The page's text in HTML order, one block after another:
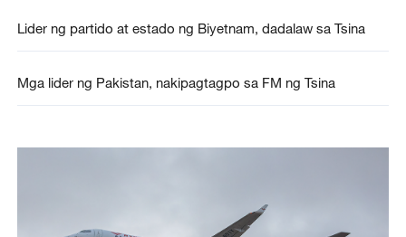
Lider ng partido at estado ng Biyetnam, dadalaw sa Tsina
Mga lider ng Pakistan, nakipagtagpo sa FM ng Tsina